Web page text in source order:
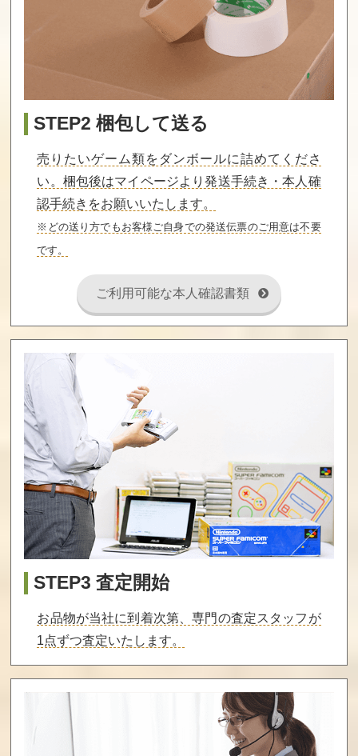
STEP2 梱包して送る
売りたいゲーム類をダンボールに詰めてくださ
い。梱包後はマイページより発送手続き・本人確
認手続きをお願いいたします。
※どの送り方でもお客様ご自身での発送伝票のご用意は不要
です。
ご利用可能な本人確認書類
STEP3 査定開始
お品物が当社に到着次第、専門の査定スタッフが
1点ずつ査定いたします。